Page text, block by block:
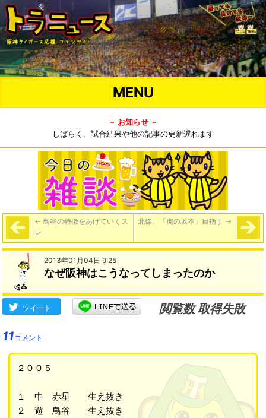
MENU
－ お知らせ －
しばらく、試合結果や他の記事の更新遅れます
← 鳥谷の特徴をあげていくス
レ
北條、「虎の坂本」目指す →
2013年01月04日 9:25
なぜ阪神はこうなってしまったのか
ツイート
閲覧数 取得失敗
11コメント
２００５
１ 中 赤星 生え抜き
２ 遊 鳥谷 生え抜き